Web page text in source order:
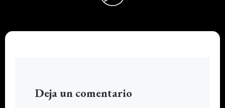
Deja un comentario